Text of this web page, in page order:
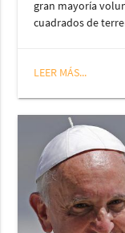
gran mayoría
cuadrados de
LEER MÁS...